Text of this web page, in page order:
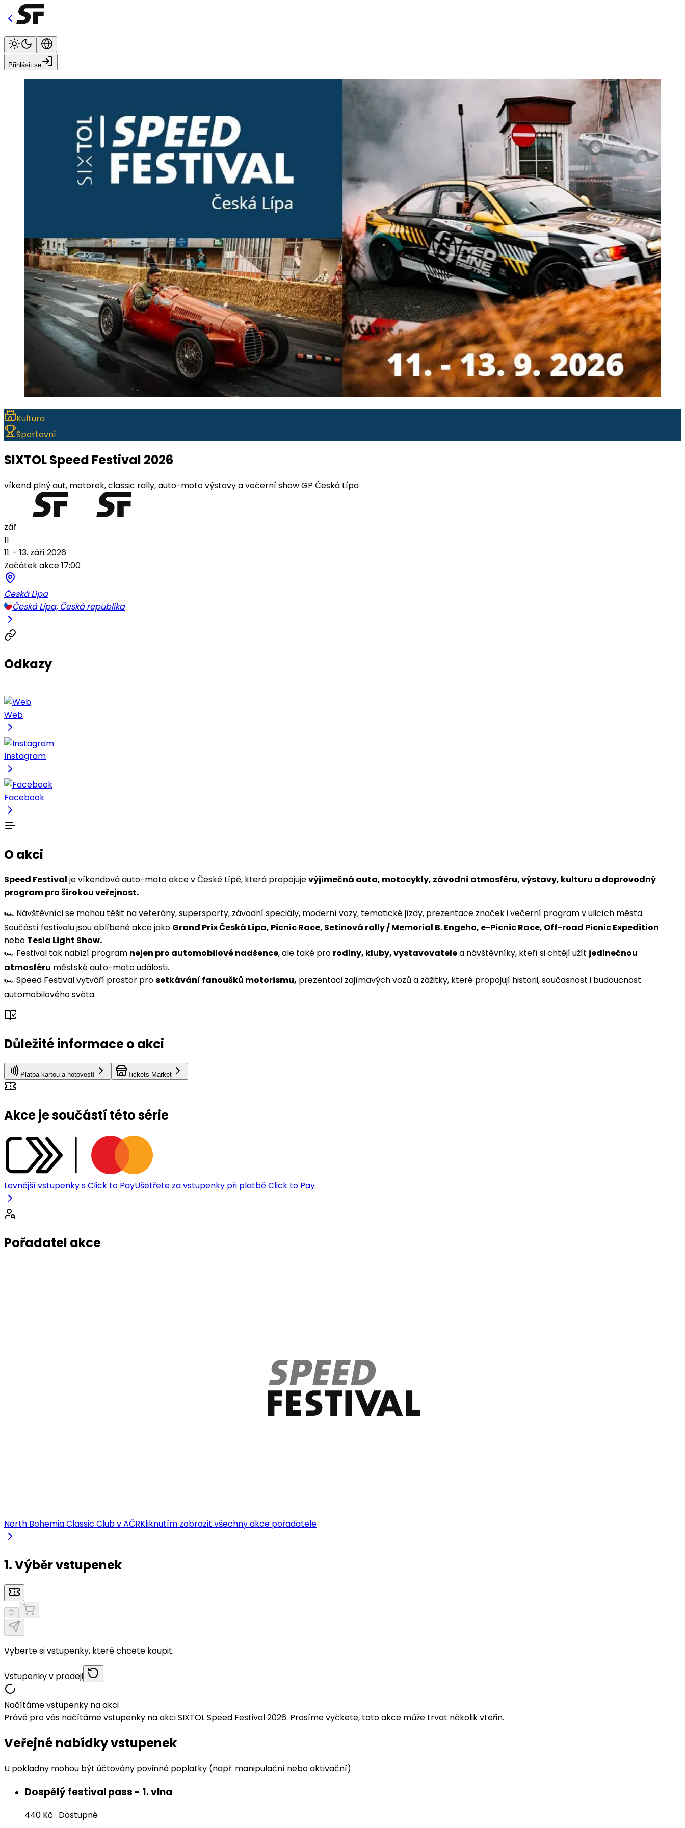
Přihlásit se
Kultura
Sportovní
SIXTOL Speed Festival 2026
víkend plný aut, motorek, classic rally, auto-moto výstavy a večerní show GP Česká Lípa
zář
11
11. - 13. září 2026
Začátek akce 17:00
Česká Lípa
Česká Lípa, Česká republika
Odkazy
Web
Instagram
Facebook
O akci
Speed Festival je víkendová auto-moto akce v České Lípě, která propojujevýjimečná auta, motocykly, závodní atmosféru, výstavy, kulturu a doprovodný
program pro širokou veřejnost.
🏎️ Návštěvníci se mohou těšit na veterány, supersporty, závodní speciály, moderní vozy, tematické jízdy, prezentace značek i večerní program v ulicích města.
Součástí festivalu jsou oblíbené akce jako Grand Prix Česká Lípa, Picnic Race, Setinová rally / Memorial B. Engeho, e-Picnic Race, Off-road Picnic Expedition
nebo Tesla Light Show.
🏎️ Festival tak nabízí program nejen pro automobilové nadšence, ale také pro rodiny, kluby, vystavovatelea návštěvníky, kteří si chtějí užít jedinečnou
atmosféru městské auto-moto události.
🏎️ Speed Festival vytváří prostor prosetkávání fanoušků motorismu, prezentaci zajímavých vozů a zážitky, které propojují historii, současnost i budoucnost
automobilového světa.
Důležité informace o akci
Platba kartou a hotovostí Tickets Market
Akce je součástí této série
Levnější vstupenky s Click to PayUšetřete za vstupenky při platbě Click to Pay
Pořadatel akce
North Bohemia Classic Club v AČRKliknutím zobrazit všechny akce pořadatele
1. Výběr vstupenek
Vyberte si vstupenky, které chcete koupit.
Vstupenky v prodeji
Načítáme vstupenky na akci
Právě pro vás načítáme vstupenky na akci SIXTOL Speed Festival 2026. Prosíme vyčkete, tato akce může trvat několik vteřin.
Veřejné nabídky vstupenek
U pokladny mohou být účtovány povinné poplatky (např. manipulační nebo aktivační).
Dospělý festival pass - 1. vlna
440 Kč · Dostupné